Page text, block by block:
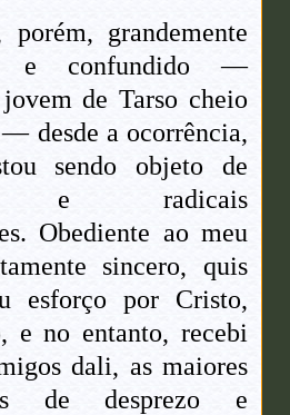
grandemente
e confundido —
de Tarso cheio
desde a ocorrência,
sendo objeto de
e radicais
Obediente ao meu
sincero, quis
esforço por Cristo,
e no entanto, recebi
dali, as maiores
de desprezo e